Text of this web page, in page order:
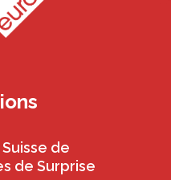
de
de Surprise